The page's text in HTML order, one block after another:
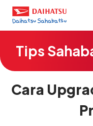
Tips
Cara